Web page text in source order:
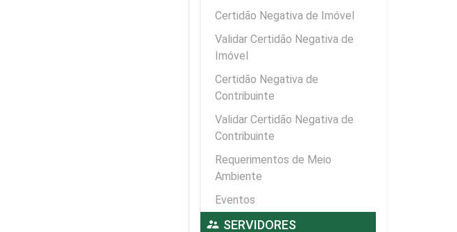
Certidão Negativa de Imóvel
Validar Certidão Negativa de
Imóvel
Certidão Negativa de
Contribuinte
Validar Certidão Negativa de
Contribuinte
Requerimentos de Meio
Ambiente
Eventos
supervisor_account SERVIDORES